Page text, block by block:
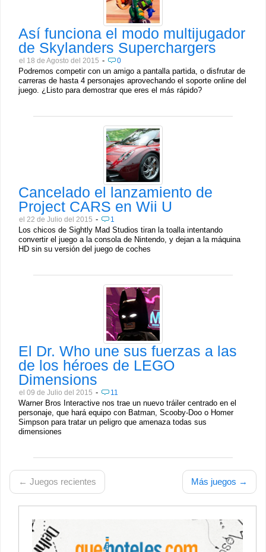
Así funciona el modo multijugador
de Skylanders Superchargers
el 18 de Agosto del 2015 - 0
Podremos competir con un amigo a pantalla partida, o disfrutar de
carreras de hasta 4 personajes aprovechando el soporte online del
juego. ¿Listo para demostrar que eres el más rápido?
Cancelado el lanzamiento de
Project CARS en Wii U
el 22 de Julio del 2015 - 1
Los chicos de Sightly Mad Studios tiran la toalla intentando
convertir el juego a la consola de Nintendo, y dejan a la máquina
HD sin su versión del juego de coches
El Dr. Who une sus fuerzas a las
de los héroes de LEGO
Dimensions
el 09 de Julio del 2015 - 11
Warner Bros Interactive nos trae un nuevo tráiler centrado en el
personaje, que hará equipo con Batman, Scooby-Doo o Homer
Simpson para tratar un peligro que amenaza todas sus
dimensiones
← Juegos recientes Más juegos →